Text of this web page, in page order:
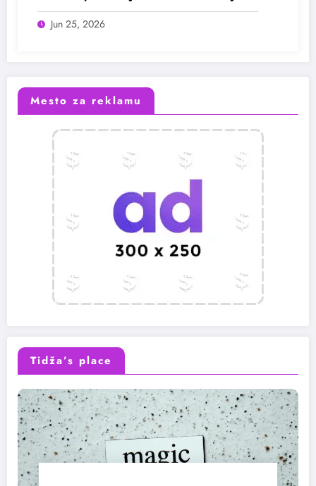
Jun 25, 2026
Mesto za reklamu
Tidža’s place